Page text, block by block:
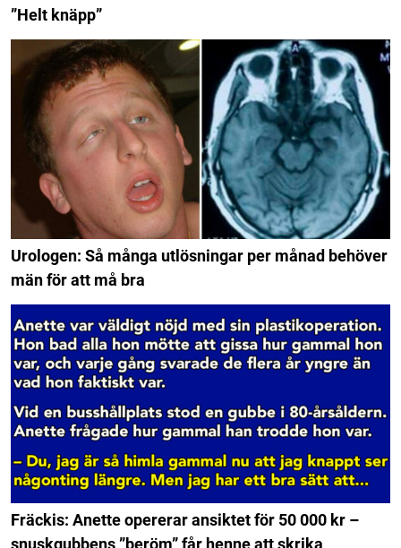
”Helt knäpp”
Urologen: Så många utlösningar per månad behöver
män för att må bra
Fräckis: Anette opererar ansiktet för 50 000 kr –
snuskgubbens ”beröm” får henne att skrika